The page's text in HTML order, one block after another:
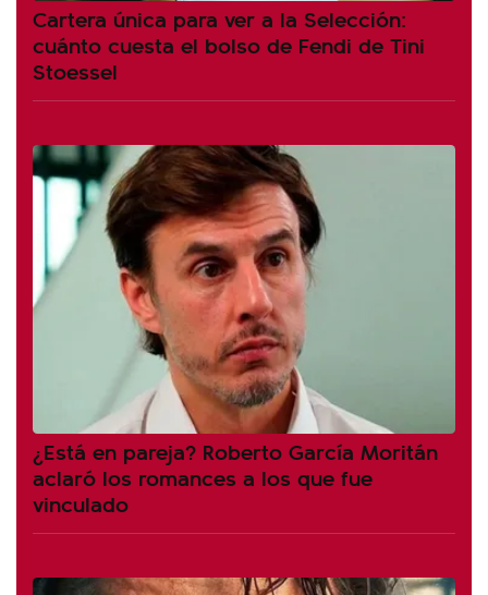
Cartera única para ver a la Selección:
cuánto cuesta el bolso de Fendi de Tini
Stoessel
¿Está en pareja? Roberto García Moritán
aclaró los romances a los que fue
vinculado